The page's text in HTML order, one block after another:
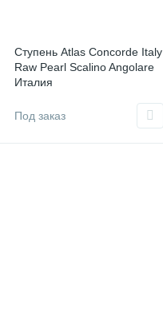
Ступень Atlas Concorde Italy
Raw Pearl Scalino Angolare
Италия
Под заказ